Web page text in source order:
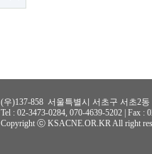
(우)137-858 서울특별시 서초구 서초2
Tel : 02-3473-0284, 070-4639-5202 | Fax :
Copyright ⓒ KSACNE.OR.KR All right